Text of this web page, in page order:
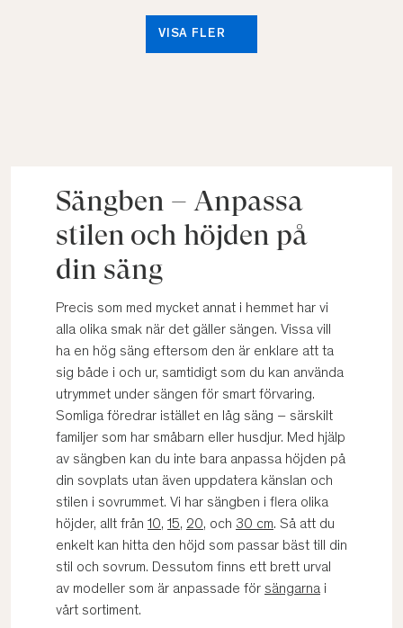
VISA FLER
Sängben – Anpassa
stilen och höjden på
din säng
Precis som med mycket annat i hemmet har vi
alla olika smak när det gäller sängen. Vissa vill
ha en hög säng eftersom den är enklare att ta
sig både i och ur, samtidigt som du kan använda
utrymmet under sängen för smart förvaring.
Somliga föredrar istället en låg säng – särskilt
familjer som har småbarn eller husdjur. Med hjälp
av sängben kan du inte bara anpassa höjden på
din sovplats utan även uppdatera känslan och
stilen i sovrummet. Vi har sängben i flera olika
höjder, allt från 10, 15, 20, och 30 cm. Så att du
enkelt kan hitta den höjd som passar bäst till din
stil och sovrum. Dessutom finns ett brett urval
av modeller som är anpassade för sängarna i
vårt sortiment.